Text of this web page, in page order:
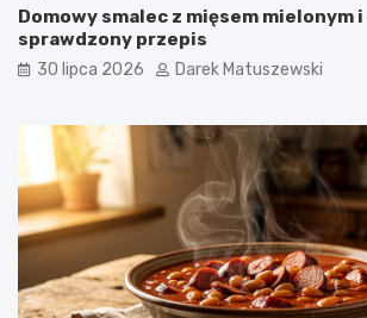
Domowy smalec z mięsem mielonym i
sprawdzony przepis
30 lipca 2026 Darek Matuszewski